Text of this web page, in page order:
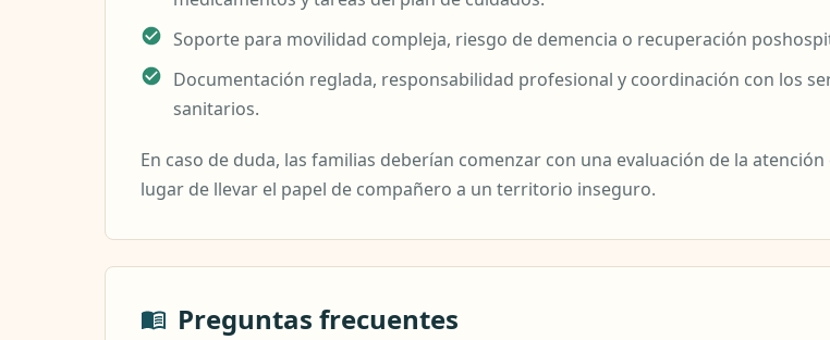
Soporte para movilidad compleja, riesgo de demencia o recuperación
Documentación reglada, responsabilidad profesional y coordinación con los
sanitarios.
En caso de duda, las familias deberían comenzar con una evaluación de la atención
lugar de llevar el papel de compañero a un territorio inseguro.
Preguntas frecuentes